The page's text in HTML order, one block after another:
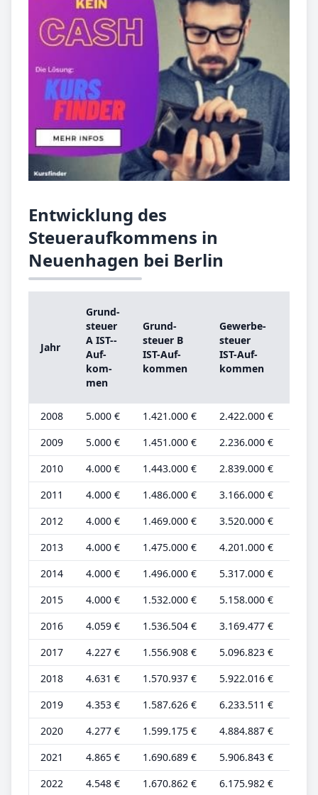
Entwicklung des
Steueraufkommens in
Neuenhagen bei Berlin
Jahr
Grund­
steu­er
A IST-­
Auf­
kom­
men
Grund­
steu­er B
IST-­Auf­
kom­men
Ge­wer­be­
steu­er
IST-­Auf­
kom­men
2008 5.000 € 1.421.000 € 2.422.000 €
2009
5.000 € 1.451.000 € 2.236.000 €
2010
4.000 € 1.443.000 € 2.839.000 €
2011
4.000 € 1.486.000 € 3.166.000 €
2012
4.000 € 1.469.000 € 3.520.000 €
2013
4.000 € 1.475.000 € 4.201.000 €
2014
4.000 € 1.496.000 € 5.317.000 €
2015
4.000 € 1.532.000 € 5.158.000 €
2016
4.059 € 1.536.504 € 3.169.477 €
2017
4.227 € 1.556.908 € 5.096.823 €
2018
4.631 € 1.570.937 € 5.922.016 €
2019
4.353 € 1.587.626 € 6.233.511 €
2020
4.277 € 1.599.175 € 4.884.887 €
2021
4.865 € 1.690.689 € 5.906.843 €
2022
4.548 € 1.670.862 € 6.175.982 €